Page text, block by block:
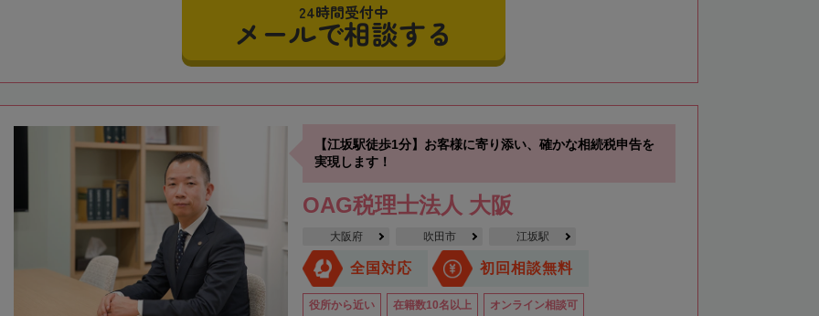
24時間受付中
メールで相談する
【江坂駅徒歩1分】お客様に寄り添い、確かな相続税申告を
実現します！
OAG税理士法人 大阪
大阪府 吹田市 江坂駅
全国対応 初回相談無料
役所から近い 在籍数10名以上 オンライン相談可